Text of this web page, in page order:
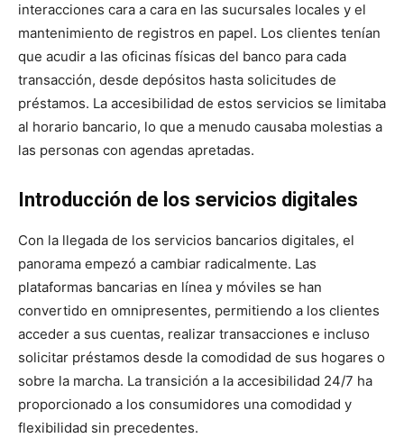
interacciones cara a cara en las sucursales locales y el
mantenimiento de registros en papel. Los clientes tenían
que acudir a las oficinas físicas del banco para cada
transacción, desde depósitos hasta solicitudes de
préstamos. La accesibilidad de estos servicios se limitaba
al horario bancario, lo que a menudo causaba molestias a
las personas con agendas apretadas.
Introducción de los servicios digitales
Con la llegada de los servicios bancarios digitales, el
panorama empezó a cambiar radicalmente. Las
plataformas bancarias en línea y móviles se han
convertido en omnipresentes, permitiendo a los clientes
acceder a sus cuentas, realizar transacciones e incluso
solicitar préstamos desde la comodidad de sus hogares o
sobre la marcha. La transición a la accesibilidad 24/7 ha
proporcionado a los consumidores una comodidad y
flexibilidad sin precedentes.